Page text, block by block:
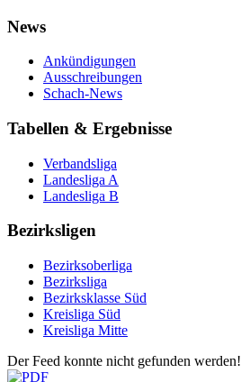
News
Ankündigungen
Ausschreibungen
Schach-News
Tabellen & Ergebnisse
Verbandsliga
Landesliga A
Landesliga B
Bezirksligen
Bezirksoberliga
Bezirksliga
Bezirksklasse Süd
Kreisliga Süd
Kreisliga Mitte
Der Feed konnte nicht gefunden werden!